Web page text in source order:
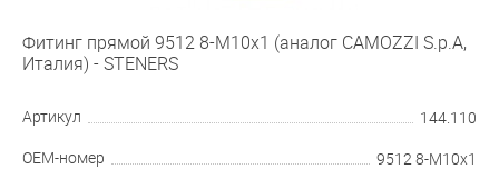
Фитинг прямой 9512 8-М10х1 (аналог CAMOZZI S.p.A,
Италия) - STENERS
Артикул 144.110
OEM-номер 9512 8-М10х1